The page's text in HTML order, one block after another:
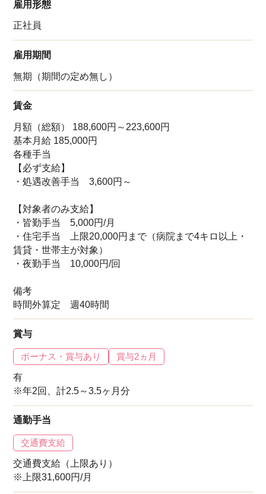
雇用形態
正社員
雇用期間
無期（期間の定め無し）
賃金
月額（総額） 188,600円～223,600円
基本月給 185,000円
各種手当
【必ず支給】
・処遇改善手当 3,600円～
【対象者のみ支給】
・皆勤手当 5,000円/月
・住宅手当 上限20,000円まで（病院まで4キロ以上・
賃貸・世帯主が対象）
・夜勤手当 10,000円/回
備考
時間外算定 週40時間
賞与
ボーナス・賞与あり 賞与2ヵ月
有
※年2回、計2.5～3.5ヶ月分
通勤手当
交通費支給
交通費支給（上限あり）
※上限31,600円/月